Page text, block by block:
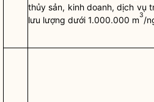
thủy sản, kinh doanh, dịch vụ
lưu lượng dưới 1.000.000 m3/